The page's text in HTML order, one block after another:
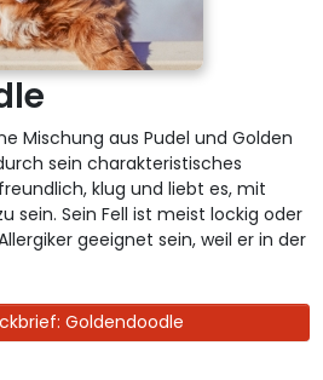
Mischung aus Pudel und Golden
sein charakteristisches
klug und liebt es, mit
sein. Sein Fell ist meist lockig oder
geeignet sein, weil er in der
Goldendoodle